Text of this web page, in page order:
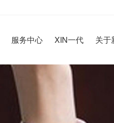
服务中心 XIN一代 关于